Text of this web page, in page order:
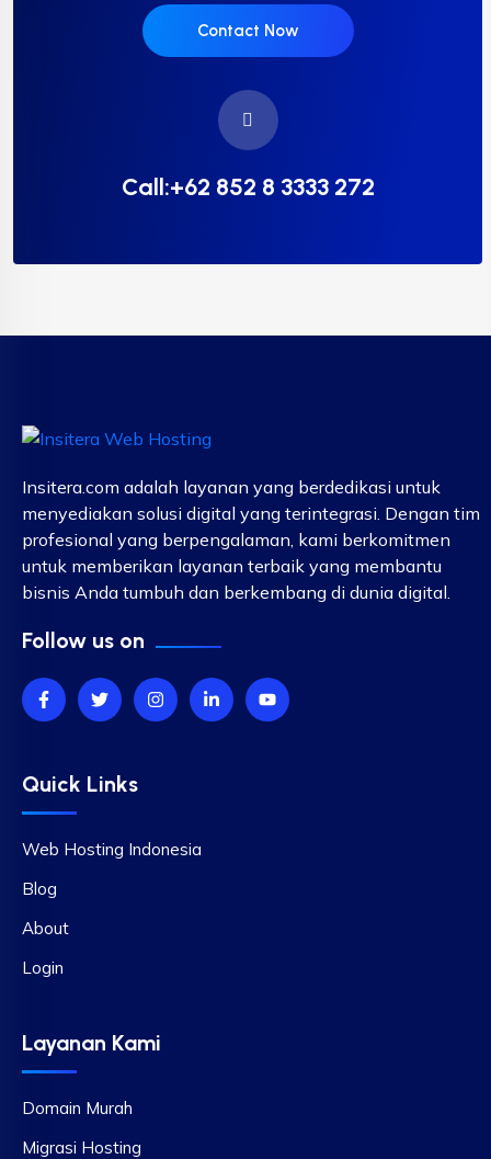
Contact Now
Call:+62 852 8 3333 272
Insitera.com adalah layanan yang berdedikasi untuk
menyediakan solusi digital yang terintegrasi. Dengan tim
profesional yang berpengalaman, kami berkomitmen
untuk memberikan layanan terbaik yang membantu
bisnis Anda tumbuh dan berkembang di dunia digital.
Follow us on
Quick Links
Web Hosting Indonesia
Blog
About
Login
Layanan Kami
Domain Murah
Migrasi Hosting